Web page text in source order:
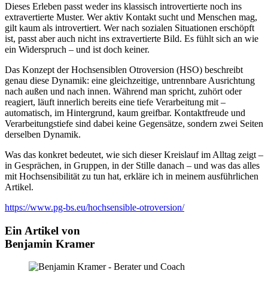
Dieses Erleben passt weder ins klassisch introvertierte noch ins
extravertierte Muster. Wer aktiv Kontakt sucht und Menschen mag,
gilt kaum als introvertiert. Wer nach sozialen Situationen erschöpft
ist, passt aber auch nicht ins extravertierte Bild. Es fühlt sich an wie
ein Widerspruch – und ist doch keiner.
Das Konzept der Hochsensiblen Otroversion (HSO) beschreibt
genau diese Dynamik: eine gleichzeitige, untrennbare Ausrichtung
nach außen und nach innen. Während man spricht, zuhört oder
reagiert, läuft innerlich bereits eine tiefe Verarbeitung mit –
automatisch, im Hintergrund, kaum greifbar. Kontaktfreude und
Verarbeitungstiefe sind dabei keine Gegensätze, sondern zwei Seiten
derselben Dynamik.
Was das konkret bedeutet, wie sich dieser Kreislauf im Alltag zeigt –
in Gesprächen, in Gruppen, in der Stille danach – und was das alles
mit Hochsensibilität zu tun hat, erkläre ich in meinem ausführlichen
Artikel.
https://www.pg-bs.eu/hochsensible-otroversion/
Ein Artikel von
Benjamin Kramer